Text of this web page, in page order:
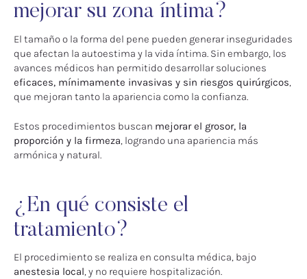
mejorar su zona íntima?
El tamaño o la forma del pene pueden generar inseguridades
que afectan la autoestima y la vida íntima. Sin embargo, los
avances médicos han permitido desarrollar soluciones
eficaces, mínimamente invasivas y sin riesgos quirúrgicos
que mejoran tanto la apariencia como la confianza.
Estos procedimientos buscan mejorar el grosor, la
proporción y la firmeza, logrando una apariencia más
armónica y natural.
¿En qué consiste el
tratamiento?
El procedimiento se realiza en consulta médica, bajo
anestesia local, y no requiere hospitalización.